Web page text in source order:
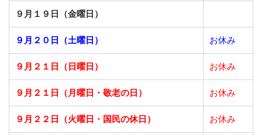
９月１９日（金曜日）
９月２０日（土曜日） お休み
９月２１日（日曜日） お休み
９月２１日（月曜日・敬老の日） お休み
９月２２日（火曜日・国民の休日） お休み